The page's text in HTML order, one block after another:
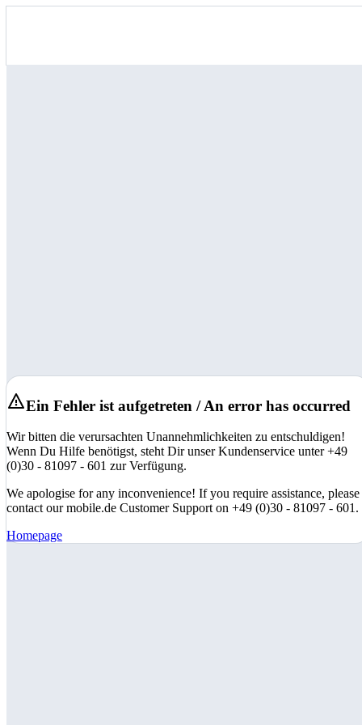
Ein Fehler ist aufgetreten / An error has occurred
Wir bitten die verursachten Unannehmlichkeiten zu entschuldigen!
Wenn Du Hilfe benötigst, steht Dir unser Kundenservice unter +49
(0)30 - 81097 - 601 zur Verfügung.
We apologise for any inconvenience! If you require assistance, please
contact our mobile.de Customer Support on +49 (0)30 - 81097 - 601.
Homepage